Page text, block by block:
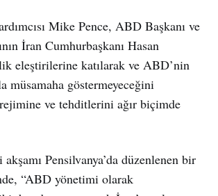
Mike Pence, ABD Başkanı ve
İran Cumhurbaşkanı Hasan
eleştirilerine katılarak ve ABD’nin
müsamaha göstermeyeceğini
ve tehditlerini ağır biçimde
akşamı Pensilvanya’da düzenlenen bir
“ABD yönetimi olarak